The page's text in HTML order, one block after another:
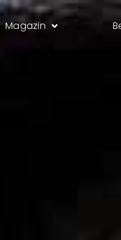
Magazin